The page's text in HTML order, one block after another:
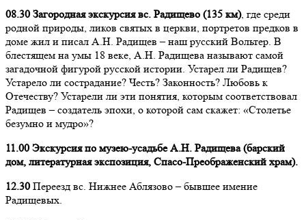
08.30 Загородная экскурсия вс. Радищево (135 км), где среди
родной природы, ликов святых в церкви, портретов предков в
доме жил и писал А.Н. Радищев – наш русский Вольтер. В
блестящем на умы 18 веке, А.Н. Радищева называют самой
загадочной фигурой русской истории. Устарел ли Радищев?
Устарело ли сострадание? Честь? Законность? Любовь к
Отечеству? Устарели ли эти понятия, которым соответствовал
Радищев – создатель эпохи, о которой сам скажет: «Столетье
безумно и мудро»?
11.00 Экскурсия по музею-усадьбе А.Н. Радищева (барский
дом, литературная экспозиция, Спасо-Преображенский храм).
12.30 Переезд вс. Нижнее Аблязово – бывшее имение
Радищевых.